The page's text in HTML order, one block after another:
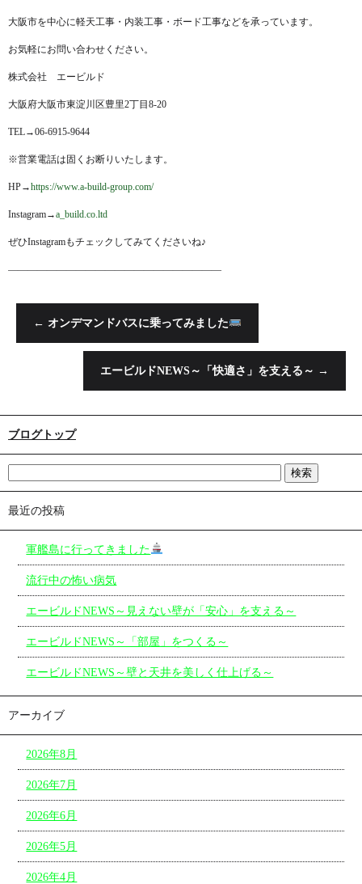
大阪市を中心に軽天工事・内装工事・ボード工事などを承っています。
お気軽にお問い合わせください。
株式会社 エービルド
大阪府大阪市東淀川区豊里2丁目8-20
TEL→06-6915-9644
※営業電話は固くお断りいたします。
HP→https://www.a-build-group.com/
Instagram→a_build.co.ltd
ぜひInstagramもチェックしてみてくださいね♪
——————————————————————
← オンデマンドバスに乗ってみました
エービルドNEWS～「快適さ」を支える～ →
ブログトップ
最近の投稿
軍艦島に行ってきました
流行中の怖い病気
エービルドNEWS～見えない壁が「安心」を支える～
エービルドNEWS～「部屋」をつくる～
エービルドNEWS～壁と天井を美しく仕上げる～
アーカイブ
2026年8月
2026年7月
2026年6月
2026年5月
2026年4月